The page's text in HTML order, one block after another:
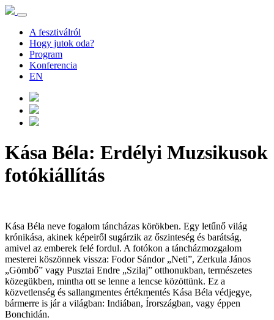
A fesztiválról
Hogy jutok oda?
Program
Konferencia
EN
Kása Béla: Erdélyi Muzsikusok
fotókiállítás
Kása Béla neve fogalom táncházas körökben. Egy letűnő világ
krónikása, akinek képeiről sugárzik az őszinteség és barátság,
amivel az emberek felé fordul. A fotókon a táncházmozgalom
mesterei köszönnek vissza: Fodor Sándor „Neti”, Zerkula János
„Gömbő” vagy Pusztai Endre „Szilaj” otthonukban, természetes
közegükben, mintha ott se lenne a lencse közöttünk. Ez a
közvetlenség és sallangmentes értékmentés Kása Béla védjegye,
bármerre is jár a világban: Indiában, Írországban, vagy éppen
Bonchidán.